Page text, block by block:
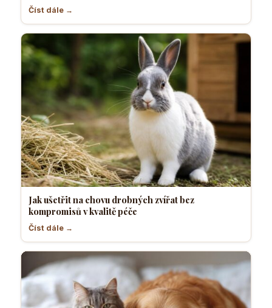
Číst dále →
Jak ušetřit na chovu drobných zvířat bez
kompromisů v kvalitě péče
Číst dále →